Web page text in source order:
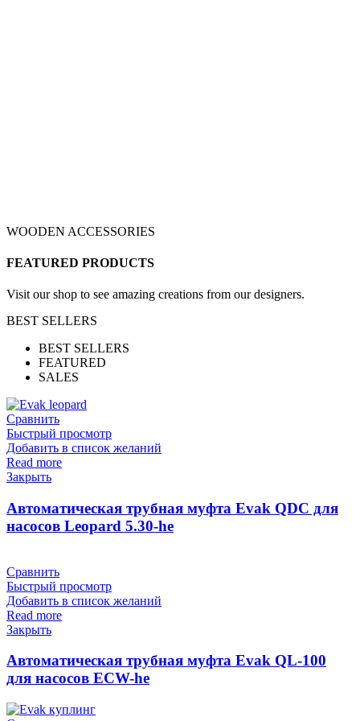
WOODEN ACCESSORIES
FEATURED PRODUCTS
Visit our shop to see amazing creations from our designers.
BEST SELLERS
BEST SELLERS
FEATURED
SALES
Сравнить
Быстрый просмотр
Добавить в список желаний
Read more
Закрыть
Автоматическая трубная муфта Evak QDC для
насосов Leopard 5.30-he
Сравнить
Быстрый просмотр
Добавить в список желаний
Read more
Закрыть
Автоматическая трубная муфта Evak QL-100
для насосов ECW-he